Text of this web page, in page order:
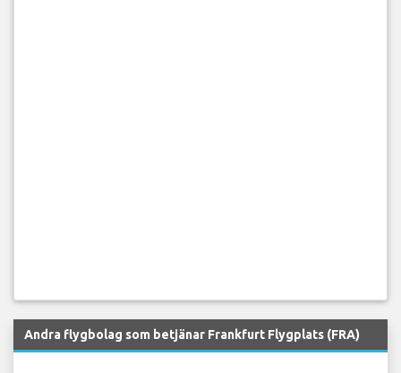
Andra flygbolag som betjänar Frankfurt Flygplats (FRA)